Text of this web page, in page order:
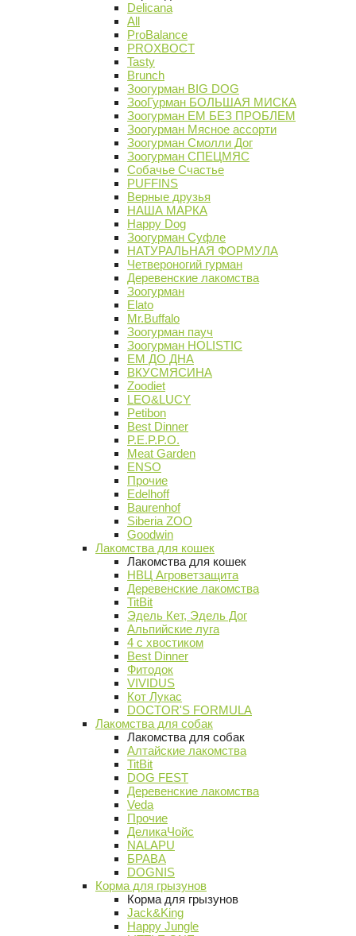
Delicana
All
ProBalance
PROХВОСТ
Tasty
Brunch
Зоогурман BIG DOG
ЗооГурман БОЛЬШАЯ МИСКА
Зоогурман ЕМ БЕЗ ПРОБЛЕМ
Зоогурман Мясное ассорти
Зоогурман Смолли Дог
Зоогурман СПЕЦМЯС
Собачье Счастье
PUFFINS
Верные друзья
НАША МАРКА
Happy Dog
Зоогурман Суфле
НАТУРАЛЬНАЯ ФОРМУЛА
Четвероногий гурман
Деревенские лакомства
Зоогурман
Elato
Mr.Buffalo
Зоогурман пауч
Зоогурман HOLISTIC
ЕМ ДО ДНА
ВКУСМЯСИНА
Zoodiet
LEO&LUCY
Petibon
Best Dinner
P.E.P.P.O.
Meat Garden
ENSO
Прочие
Edelhoff
Baurenhof
Siberia ZOO
Goodwin
Лакомства для кошек
Лакомства для кошек
НВЦ Агроветзащита
Деревенские лакомства
TitBit
Эдель Кет, Эдель Дог
Альпийские луга
4 с хвостиком
Best Dinner
Фитодок
VIVIDUS
Кот Лукас
DOCTOR'S FORMULA
Лакомства для собак
Лакомства для собак
Алтайские лакомства
TitBit
DOG FEST
Деревенские лакомства
Veda
Прочие
ДеликаЧойс
NALAPU
БРАВА
DOGNIS
Корма для грызунов
Корма для грызунов
Jack&King
Happy Jungle